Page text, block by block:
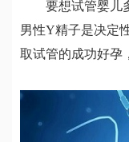
要想试管婴儿多
男性Y精子是决定
取试管的成功好孕